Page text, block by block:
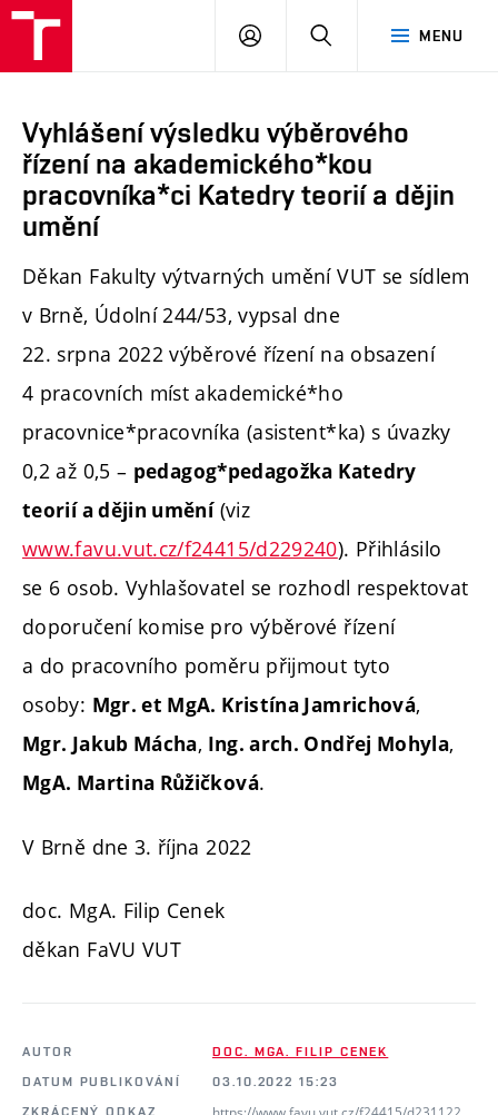
MENU
PŘIHLÁSIT
Vyhlášení výsledku výběrového
řízení na akademického*kou
pracovníka*ci Katedry teorií a dějin
umění
Děkan Fakulty výtvarných umění VUT se sídlem
v Brně, Údolní 244/53, vypsal dne
22. srpna 2022 výběrové řízení na obsazení
4 pracovních míst akademické*ho
pracovnice*pracovníka (asistent*ka) s úvazky
0,2 až 0,5 – pedagog*pedagožka Katedry
teorií a dějin umění(viz
www.favu.vut.cz/f24415/d229240). Přihlásilo
se 6 osob. Vyhlašovatel se rozhodl respektovat
doporučení komise pro výběrové řízení
a do pracovního poměru přijmout tyto
osoby: Mgr. et MgA. Kristína Jamrichová,
Mgr. Jakub Mácha, Ing. arch. Ondřej Mohyla,
MgA. Martina Růžičková.
V Brně dne 3. října 2022
doc. MgA. Filip Cenek
děkan FaVU VUT
AUTOR
DOC. MGA. FILIP CENEK
DATUM PUBLIKOVÁNÍ
03.10.2022 15:23